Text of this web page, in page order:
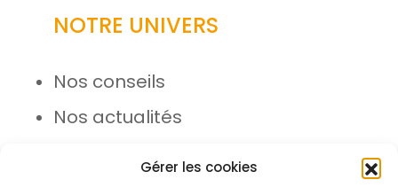
Gérer les cookies
NOTRE UNIVERS
Nos conseils
Nos actualités